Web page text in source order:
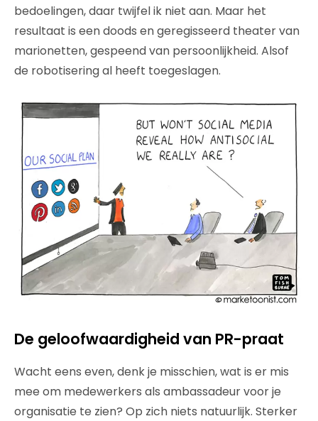
bedoelingen, daar twijfel ik niet aan. Maar het
resultaat is een doods en geregisseerd theater van
marionetten, gespeend van persoonlijkheid. Alsof
de robotisering al heeft toegeslagen.
De geloofwaardigheid van PR-praat
Wacht eens even, denk je misschien, wat is er mis
mee om medewerkers als ambassadeur voor je
organisatie te zien? Op zich niets natuurlijk. Sterker